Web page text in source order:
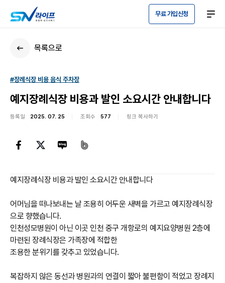
무료 가입신청
목록으로
#장례식장 비용 음식 주차장
예지장례식장 비용과 발인 소요시간 안내합니다
등록일 2025. 07. 25 조회수 577 링크 복사하기
예지장례식장 비용과 발인 소요시간 안내합니다
어머님을 떠나보내는 날 조용히 어두운 새벽을 가르고 예지장례식장
으로 향했습니다.
인천성모병원이 아닌 이곳 인천 중구 개항로의 예지요양병원 2층에
마련된 장례식장은 가족장에 적합한
조용한 분위기를 갖추고 있었습니다.
복잡하지 않은 동선과 병원과의 연결이 짧아 불편함이 적었고 장례지